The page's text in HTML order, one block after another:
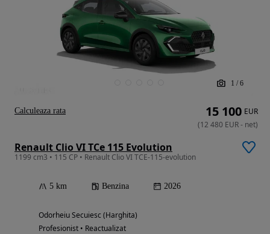
1 / 6
Renault Clio VI TCe 115 Evolution
1199 cm3 • 115 CP • Renault Clio VI TCE-115-evolution
5 km Benzina 2026
Odorheiu Secuiesc (Harghita)
Profesionist • Reactualizat
15 100 EUR
(12 480 EUR- net)
Calculeaza rata